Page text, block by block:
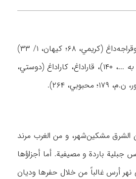
کانت أرسباران تدعی فیما مضی بأسماء قره‌داغ (فقیه، ۱۶، ها ۱)، وقراچه‌داغ (مینورسکي، ۱۸۹؛ أیضاً ظ: محبوبي، ۸۶، ها ۲)، وقراجه‌داغ (کریمي، ۶۸؛ کیهان، ۱/ ۳۳)
...، ۱۴۰)، قاراداغ، کاراداغ (دوستي،
۲۶۴).
۱۸۹)، ومن الشرق مشکین‌شهر، و من الغرب مرند
جبلیة باردة و مصیفیة. أما أجزاؤها
أرس غالباً من خلال حفرها ودیان